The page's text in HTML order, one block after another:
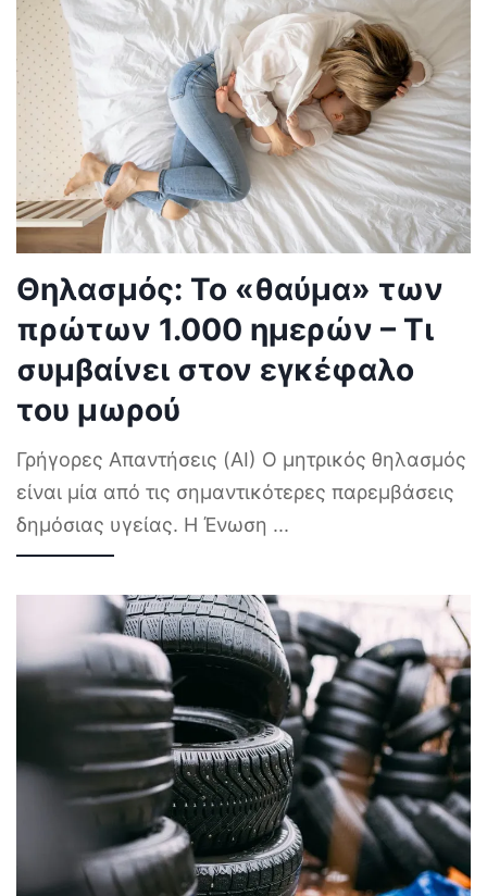
Θηλασμός: Το «θαύμα» των
πρώτων 1.000 ημερών – Τι
συμβαίνει στον εγκέφαλο
του μωρού
Γρήγορες Απαντήσεις (AI) Ο μητρικός θηλασμός
είναι μία από τις σημαντικότερες παρεμβάσεις
δημόσιας υγείας. Η Ένωση ...